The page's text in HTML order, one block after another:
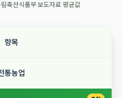
축산식품부 보도자료 평균값
항목
통농업